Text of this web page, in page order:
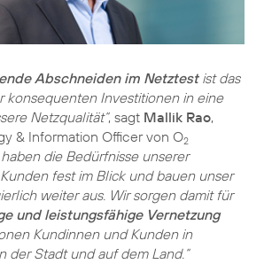
Abschneiden im Netztestist das
konsequenten Investitionen in eine
Netzqualität“, sagt Mallik Rao,
& Information Officer von O2
haben die Bedürfnisse unserer
fest im Blick und bauen unser
weiter aus. Wir sorgen damit für
und leistungsfähige Vernetzung
Kundinnen und Kunden in
der Stadt und auf dem Land.“